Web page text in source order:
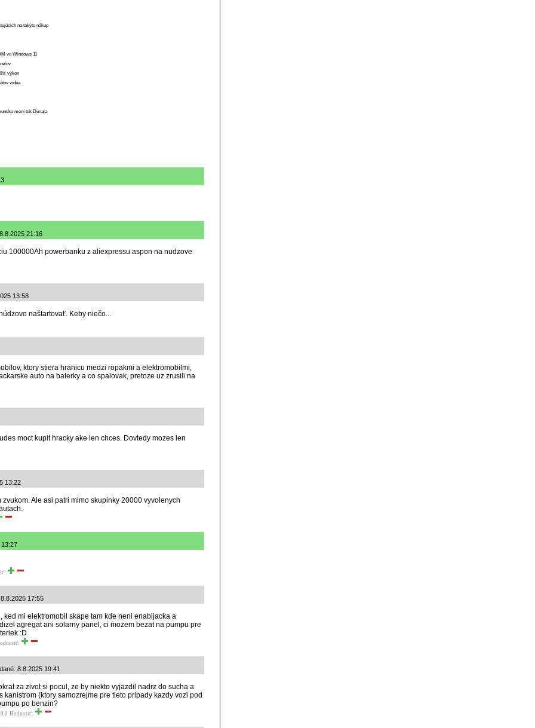
na takýto nákup
vo Windows 11
výkon
videa
mení tok Dunaja
21:16
100000Ah powerbanku z aliexpressu aspon na nudzove
13:58
naštartovať. Keby niečo...
ktory stiera hranicu medzi ropakmi a elektromobilmi,
auto na baterky a co spalovak, pretoze uz zrusili na
moct kupit hracky ake len chces. Dovtedy mozes len
13:22
Ale asi patri mimo skupinky 20000 vyvolenych
17:55
ked mi elektromobil skape tam kde neni enabijacka a
agregat ani solarny panel, ci mozem bezat na pumpu pre
:D
8.8.2025 19:41
za zivot si pocul, ze by niekto vyjazdil nadrz do sucha a
kanistrom (ktory samozrejme pre tieto pripady kazdy vozi pod
po benzin?
Hodnotiť: